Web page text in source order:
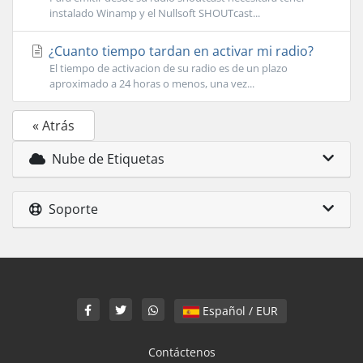
instalado Winamp y el Nullsoft SHOUTcast...
¿Cuanto tiempo tardan en activar mi radio?
El tiempo de activacion de su radio es de un plazo
aproximado a 24 horas o menos, una vez...
« Atrás
Nube de Etiquetas
Soporte
Español / EUR
Contáctenos